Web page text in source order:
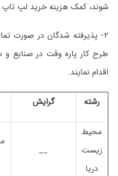
شوند، کمک هزینه خرید لپ تاپ
۲- پذیرفته شدگان در صورت
اقدام نمایند.
رشته گرایش
محیط
زیست
دریا
__